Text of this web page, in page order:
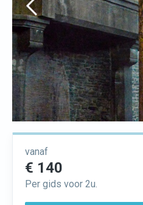
vanaf
€ 140
Per gids voor 2u.